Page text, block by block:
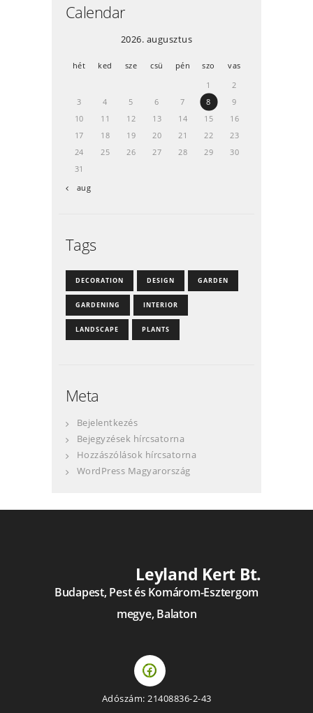
Calendar
2026. augusztus
hét ked sze csü pén szo
vas
1
2
3
4 5 6 7 8
9
10
11 12 13 14 15
16
17
18 19 20 21 22
23
24
25 26 27 28 29
30
31
« aug
Tags
DECORATION DESIGN GARDEN
GARDENING INTERIOR
LANDSCAPE PLANTS
Meta
Bejelentkezés
Bejegyzések hírcsatorna
Hozzászólások hírcsatorna
WordPress Magyarország
Leyland Kert Bt.
Budapest, Pest és Komárom-Esztergom
megye, Balaton
Adószám: 21408836-2-43